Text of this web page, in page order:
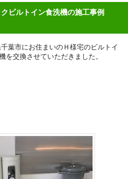
ビルトイン食洗機の施工事例
葉市にお住まいのＨ様宅のビルトイ
を交換させていただきました。